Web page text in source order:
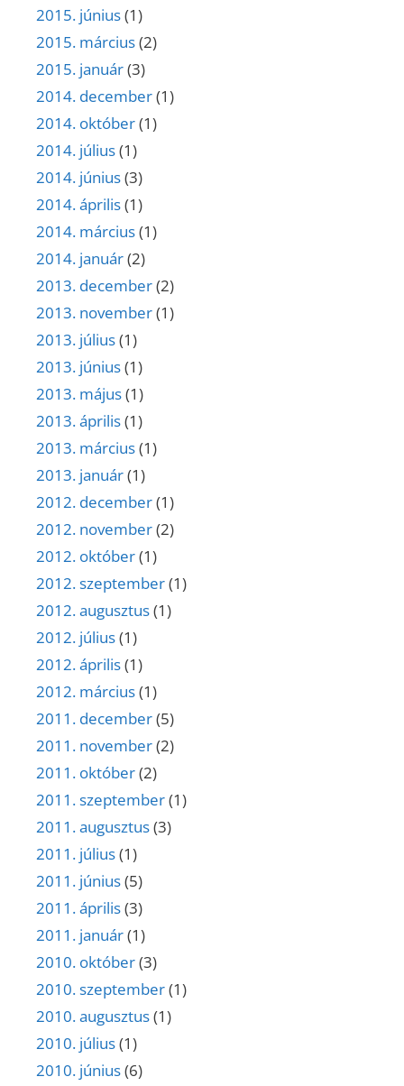
2015. június(1)
2015. március(2)
2015. január(3)
2014. december(1)
2014. október(1)
2014. július(1)
2014. június(3)
2014. április(1)
2014. március(1)
2014. január(2)
2013. december(2)
2013. november(1)
2013. július(1)
2013. június(1)
2013. május(1)
2013. április(1)
2013. március(1)
2013. január(1)
2012. december(1)
2012. november(2)
2012. október(1)
2012. szeptember(1)
2012. augusztus(1)
2012. július(1)
2012. április(1)
2012. március(1)
2011. december(5)
2011. november(2)
2011. október(2)
2011. szeptember(1)
2011. augusztus(3)
2011. július(1)
2011. június(5)
2011. április(3)
2011. január(1)
2010. október(3)
2010. szeptember(1)
2010. augusztus(1)
2010. július(1)
2010. június(6)